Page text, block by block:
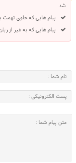
شد.
پیام هایی که حاوی تهمت
پیام هایی که به غیر از